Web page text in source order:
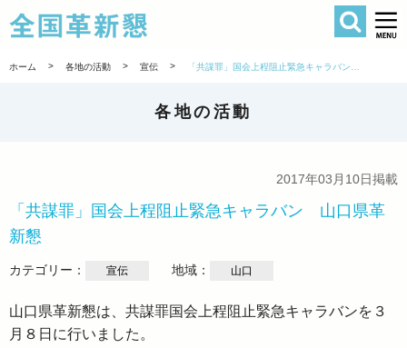
全国革新懇
検索
ホーム > 各地の活動 > 宣伝 >
各地の活動
2017年03月10日掲載
「共謀罪」国会上程阻止緊急キャラバン 山口県革
新懇
カテゴリー： 宣伝 地域： 山口
山口県革新懇は、共謀罪国会上程阻止緊急キャラバンを３
月８日に行いました。